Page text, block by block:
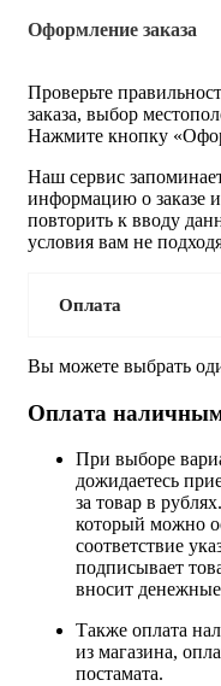
Оформление заказа
Проверьте
заказа, выбор
Нажмите кнопку
Наш сервис
информацию о заказе
повторить к вводу
условия вам не
Оплата
Вы можете выбрать
Оплата
При выборе
дожидаетесь
за товар в
который можно
соответствие
подписывает
вносит денежные
Также оплата
из магазина,
постамата.